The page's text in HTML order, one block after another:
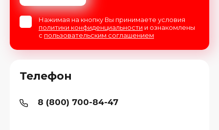
Телефон
8 (800) 700-84-47
Нажимая на кнопку Вы принимаете условия
политики конфиденциальности и ознакомлены
с пользовательским соглашением